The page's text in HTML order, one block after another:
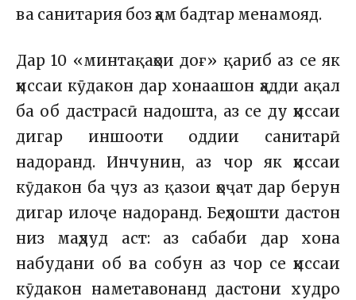
ва санитария боз ҳам бадтар менамояд.
Дар 10 «минтақаҳои доғ» қариб аз се як
ҳиссаи кӯдакон дар хонаашон ҳадди ақал
ба об дастрасӣ надошта, аз се ду ҳиссаи
дигар иншооти оддии санитарӣ
надоранд. Инчунин, аз чор як ҳиссаи
кӯдакон ба ҷуз аз қазои ҳоҷат дар берун
дигар илоҷе надоранд. Беҳдошти дастон
низ маҳдуд аст: аз сабаби дар хона
набудани об ва собун аз чор се ҳиссаи
кӯдакон наметавонанд дастони худро